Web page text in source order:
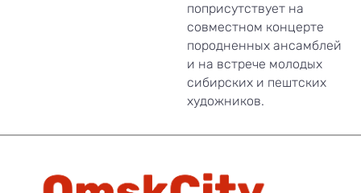
поприсутствует на
совместном концерте
породненных ансамблей
и на встрече молодых
сибирских и пештских
художников.